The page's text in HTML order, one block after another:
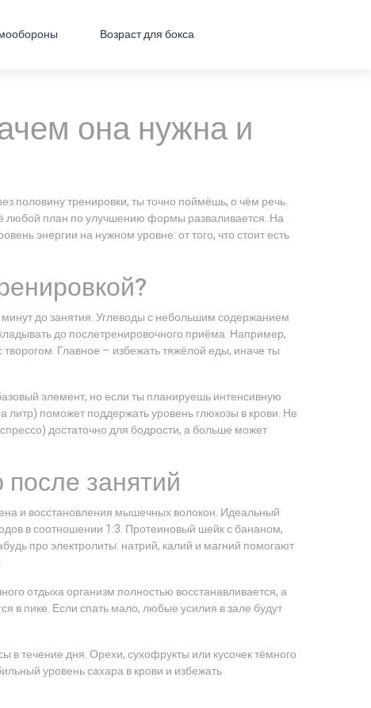
Возраст для бокса
она нужна и
половину тренировки, ты точно поймёшь, о чём речь.
любой план по улучшению формы разваливается. На
энергии на нужном уровне: от того, что стоит есть
до занятия. Углеводы с небольшим содержанием
до послетренировочного приёма. Например,
Главное – избежать тяжёлой еды, иначе ты
элемент, но если ты планируешь интенсивную
литр) поможет поддержать уровень глюкозы в крови. Не
достаточно для бодрости, а больше может
занятий
и восстановления мышечных волокон. Идеальный
в соотношении 1:3. Протеиновый шейк с бананом,
про электролиты: натрий, калий и магний помогают
отдыха организм полностью восстанавливается, а
в пике. Если спать мало, любые усилия в зале будут
течение дня. Орехи, сухофрукты или кусочек тёмного
уровень сахара в крови и избежать